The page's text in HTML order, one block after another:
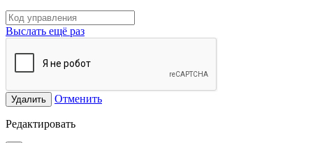
Выслать ещё раз
Удалить Отменить
Редактировать